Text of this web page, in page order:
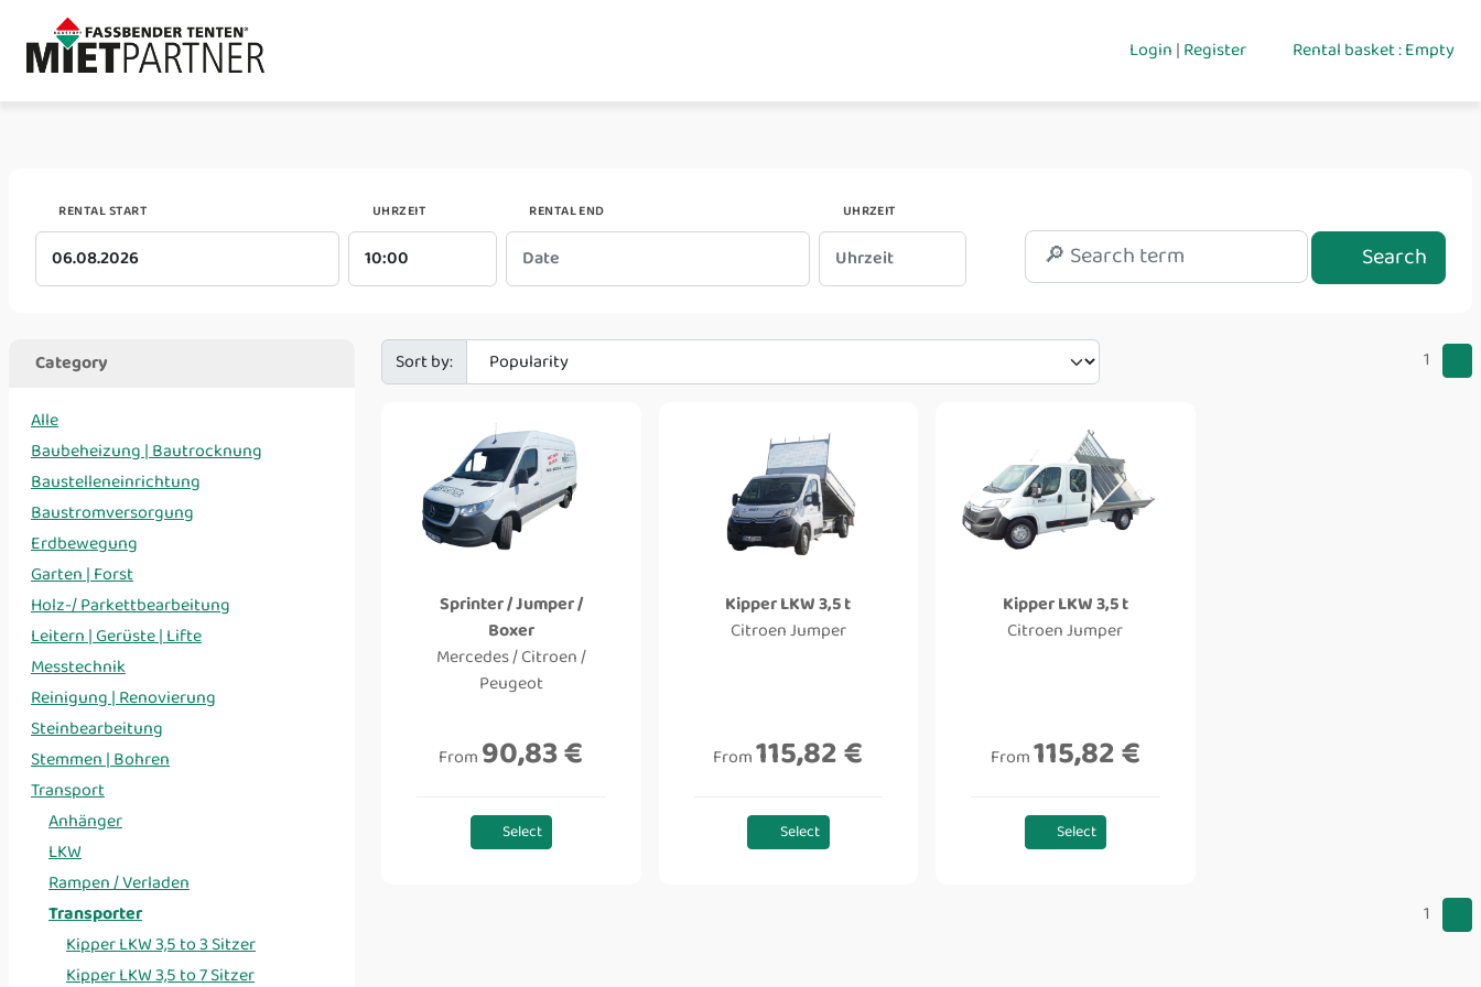
Login|Register Rental basket : Empty
RENTAL START UHRZEIT RENTAL END UHRZEIT
Search
Category
Alle
Baubeheizung | Bautrocknung
Baustelleneinrichtung
Baustromversorgung
Erdbewegung
Garten | Forst
Holz-/ Parkettbearbeitung
Leitern | Gerüste | Lifte
Messtechnik
Reinigung | Renovierung
Steinbearbeitung
Stemmen | Bohren
Transport
Anhänger
LKW
Rampen / Verladen
Transporter
Kipper LKW 3,5 to 3 Sitzer
Kipper LKW 3,5 to 7 Sitzer
Sort by: 1
Sprinter / Jumper /
Boxer
Mercedes / Citroen /
Peugeot
From90,83 €
Select
Kipper LKW 3,5 t
Citroen Jumper
From115,82 €
Select
Kipper LKW 3,5 t
Citroen Jumper
From115,82 €
Select
1